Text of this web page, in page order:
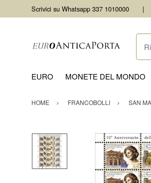
Scrivici su Whatsapp 337 1010000
EURO MONETE DEL MONDO
HOME FRANCOBOLLI SAN